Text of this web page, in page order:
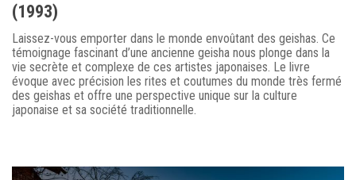
(1993)
Laissez-vous emporter dans le monde envoûtant des geishas. Ce
témoignage fascinant d’une ancienne geisha nous plonge dans la
vie secrète et complexe de ces artistes japonaises. Le livre
évoque avec précision les rites et coutumes du monde très fermé
des geishas et offre une perspective unique sur la culture
japonaise et sa société traditionnelle.